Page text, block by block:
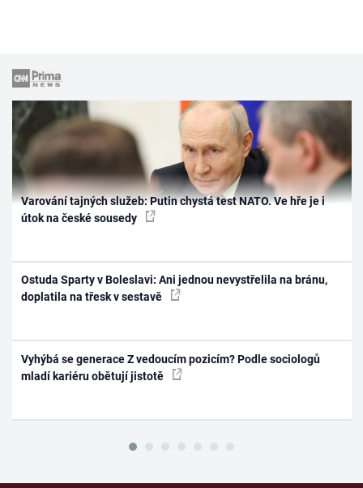
Varování tajných služeb: Putin chystá test NATO. Ve hře je i
útok na české sousedy
Ostuda Sparty v Boleslavi: Ani jednou nevystřelila na bránu,
doplatila na třesk v sestavě
Vyhýbá se generace Z vedoucím pozicím? Podle sociologů
mladí kariéru obětují jistotě